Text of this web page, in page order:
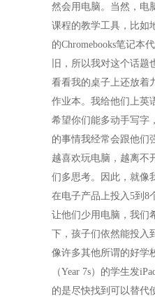
然会用电脑。当然，电
课程的教学工具，比如
的Chromebooks笔记本
旧，所以我对这个话
看看我的桌子上还放着
作业本。我给他们上英
希望你们能多动手写字
的事情我经常会跟他们
越喜欢玩电脑，越离不
们多思考。因此，就像
在电子产品上投入5到 8
让他们少用电脑，我们
下，孩子们依然能投入
像许多其他所谓的好学
（Year 7s）的学生发
的是尽快找到可以替代